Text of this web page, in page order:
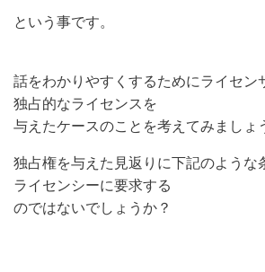
という事です。
話をわかりやすくするためにライセン
独占的なライセンスを
与えたケースのことを考えてみましょ
独占権を与えた見返りに下記のような
ライセンシーに要求する
のではないでしょうか？